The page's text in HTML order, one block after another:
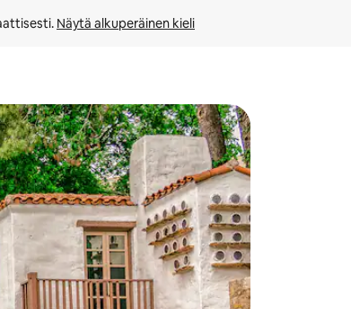
Näytä alkuperäinen kieli